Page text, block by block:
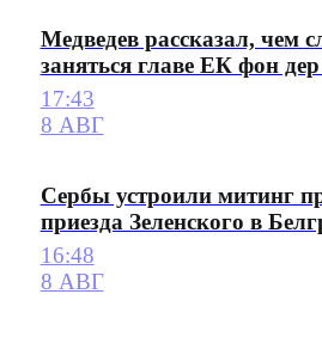
Медведев рассказал, чем
заняться главе ЕК фон
17:43
8 АВГ
Сербы устроили митинг
приезда Зеленского в
16:48
8 АВГ